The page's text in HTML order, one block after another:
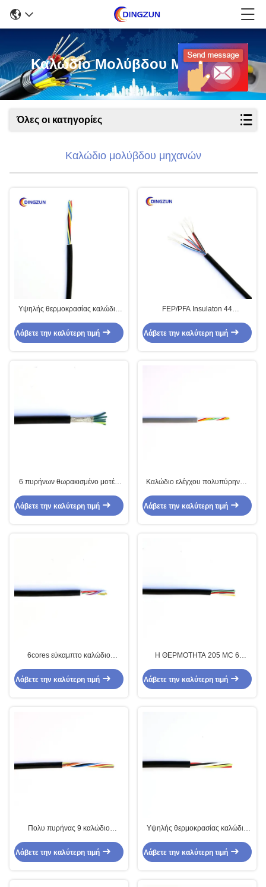
Καλώδιο Μολύβδου Μηχανών
Όλες οι κατηγορίες
Καλώδιο μολύβδου μηχανών
Υψηλής θερμοκρασίας καλώδιο
μηχανών
Λάβετε την καλύτερη τιμή
FEP/PFA Insulaton 44
για τις υψηλής θερμοκρασίας
μηχανές
Λάβετε την καλύτερη τιμή
6 πυρήνων θωρακισμένο μοτέρ
fep με μόνωση
Λάβετε την καλύτερη τιμή
Καλώδιο ελέγχου πολυπύρηνων
Λάβετε την καλύτερη τιμή
6cores εύκαμπτο καλώδιο
τις υψηλής θερμοκρασίας
Λάβετε την καλύτερη τιμή
Η ΘΕΡΜΟΤΗΤΑ 205 MC 6
θερμοκρασίας μέσο καλώδιο
Λάβετε την καλύτερη τιμή
Πολυ πυρήνας 9 καλώδιο
FEP μολύβδου μηχανών
Λάβετε την καλύτερη τιμή
Υψηλής θερμοκρασίας καλώδιο
καλώδιο ηλεκτρικών κινητήρων
Λάβετε την καλύτερη τιμή